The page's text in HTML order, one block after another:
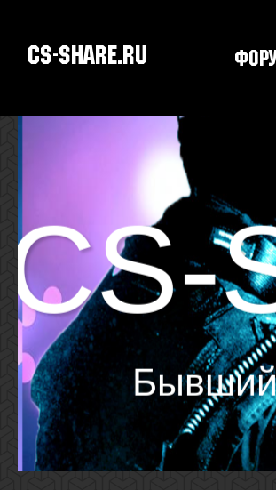
CS-SHARE.RU
CS-